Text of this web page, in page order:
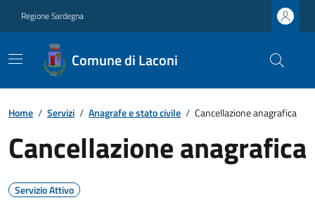
Regione Sardegna
Comune di Laconi
Home / Servizi / Anagrafe e stato civile / Cancellazione anagrafica
Cancellazione anagrafica
Servizio Attivo